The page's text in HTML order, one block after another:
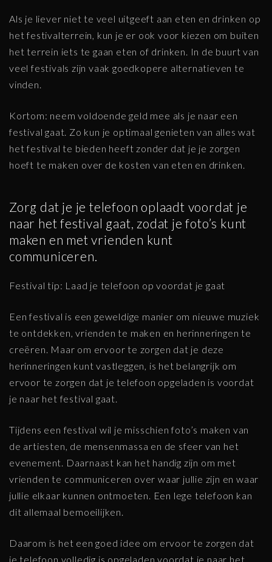
Als je liever niet te veel uitgeeft aan eten en drinken op
het festivalterrein, kun je er ook voor kiezen om buiten
het terrein iets te gaan eten of drinken. In de buurt van
veel festivals zijn vaak goedkopere alternatieven te
vinden.
Kortom: neem voldoende geld mee als je naar een
festival gaat. Zo kun je optimaal genieten van alles wat
het festival te bieden heeft zonder dat je je zorgen
hoeft te maken over de kosten van eten en drinken.
Zorg dat je je telefoon oplaadt voordat je
naar het festival gaat, zodat je foto’s kunt
maken en met vrienden kunt
communiceren.
Festival tip: Laad je telefoon op voordat je gaat
Een festival is een geweldige manier om nieuwe muziek
te ontdekken, vrienden te maken en herinneringen te
creëren. Maar om ervoor te zorgen dat je deze
herinneringen kunt vastleggen, is het belangrijk om
ervoor te zorgen dat je telefoon opgeladen is voordat
je naar het festival gaat.
Tijdens een festival wil je misschien foto’s maken van
de artiesten, de mensenmassa en de sfeer van het
evenement. Daarnaast kan het handig zijn om met
vrienden te communiceren over waar jullie zijn en waar
jullie elkaar kunnen ontmoeten. Een lege telefoon kan
dit allemaal bemoeilijken.
Daarom is het een goed idee om ervoor te zorgen dat
je telefoon volledig is opgeladen voordat je naar het